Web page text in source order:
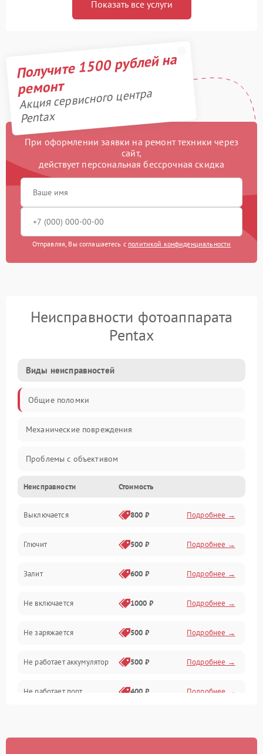
Показать все услуги
Получите 1500 рублей на
ремонт
Акция сервисного центра
Pentax
При оформлении заявки на ремонт техники через
сайт,
действует персональная бессрочная скидка
Отправляя, Вы соглашаетесь с политикой конфиденциальности
Неисправности фотоаппарата
Pentax
Виды неисправностей
Общие поломки
Механические повреждения
Проблемы с объективом
Электронные ошибки
Механические проблемы
Матрица и оптика
Питание и питание цепей
Проблемы с картами памяти
Объективы
Программные сбои
Коммуникации и интерфейсы
Неисправности Стоимость
Выключается 800 ₽ Подробнее →
Глючит 500 ₽ Подробнее →
Залит 600 ₽ Подробнее →
Не включается 1000 ₽ Подробнее →
Не заряжается 500 ₽ Подробнее →
Не работает аккумулятор 500 ₽ Подробнее →
Не работает порт 400 ₽ Подробнее →